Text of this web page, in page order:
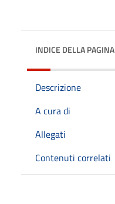
INDICE DELLA PAGINA
Descrizione
A cura di
Allegati
Contenuti correlati